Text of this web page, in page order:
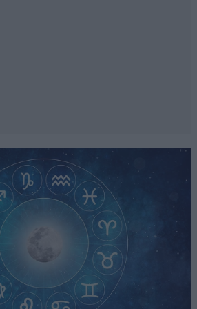
ανάμεσα στα επιτόκια
στην Ελλάδα είναι η
Ένωση"
10·05·2026 00:53